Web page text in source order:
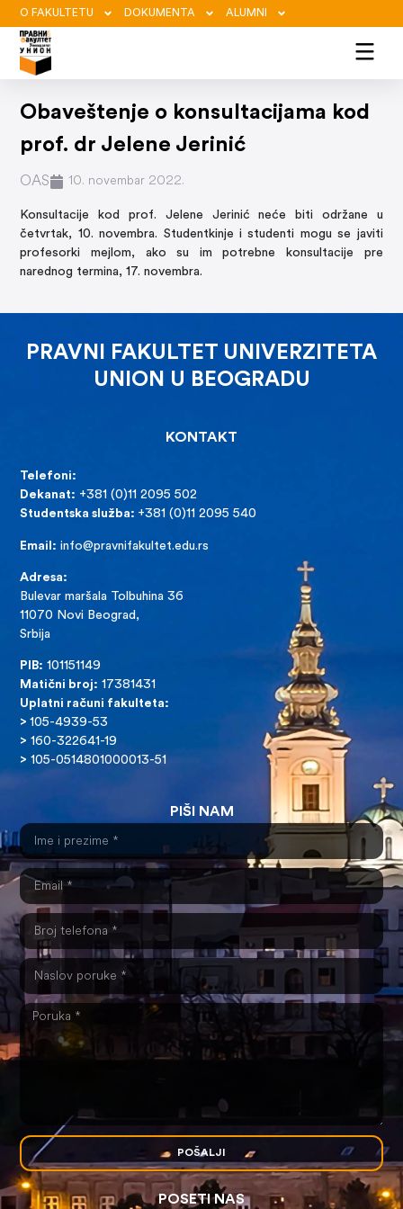
O FAKULTETU DOKUMENTA ALUMNI
Obaveštenje o konsultacijama kod
prof. dr Jelene Jerinić
OAS 10. novembar 2022.
Konsultacije kod prof. Jelene Jerinić neće biti održane u
četvrtak, 10. novembra. Studentkinje i studenti mogu se javiti
profesorki mejlom, ako su im potrebne konsultacije pre
narednog termina, 17. novembra.
PRAVNI FAKULTET UNIVERZITETA
UNION U BEOGRADU
KONTAKT
Telefoni:
Dekanat: +381 (0)11 2095 502
Studentska služba: +381 (0)11 2095 540
Email: info@pravnifakultet.edu.rs
Adresa:
Bulevar maršala Tolbuhina 36
11070 Novi Beograd,
Srbija
PIB: 101151149
Matični broj: 17381431
Uplatni računi fakulteta:
>105-4939-53
> 160-322641-19
> 105-0514801000013-51
PIŠI NAM
POŠALJI
POSETI NAS